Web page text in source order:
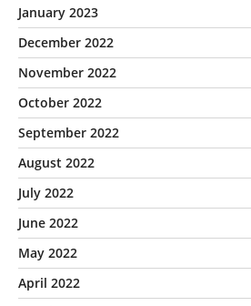
January 2023
December 2022
November 2022
October 2022
September 2022
August 2022
July 2022
June 2022
May 2022
April 2022